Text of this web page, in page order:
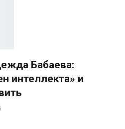
Бабаева:
интеллекта» и